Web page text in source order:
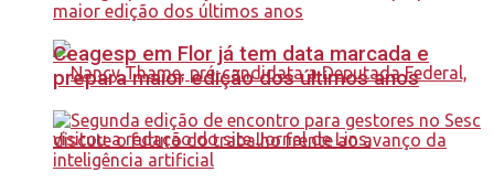
Ceagesp em Flor já tem data marcada e
prepara maior edição dos últimos anos